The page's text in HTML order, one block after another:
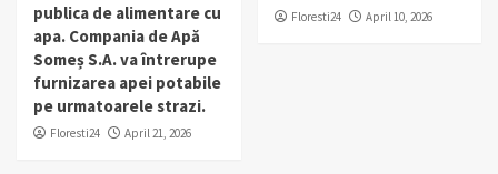
publica de alimentare cu
apa. Compania de Apă
Someș S.A. va întrerupe
furnizarea apei potabile
pe urmatoarele strazi.
Floresti24 April 21, 2026
Floresti24 April 10, 2026